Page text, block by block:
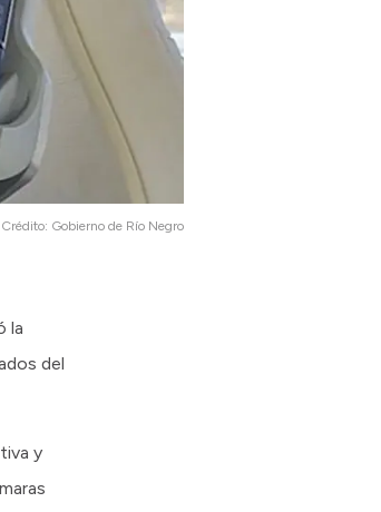
Crédito: Gobierno de Río Negro
la
del
y